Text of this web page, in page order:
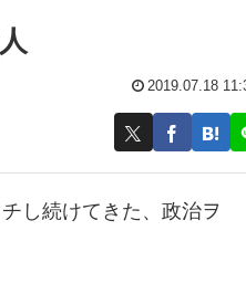
2019.07.18
し続けてきた、政治ヲ